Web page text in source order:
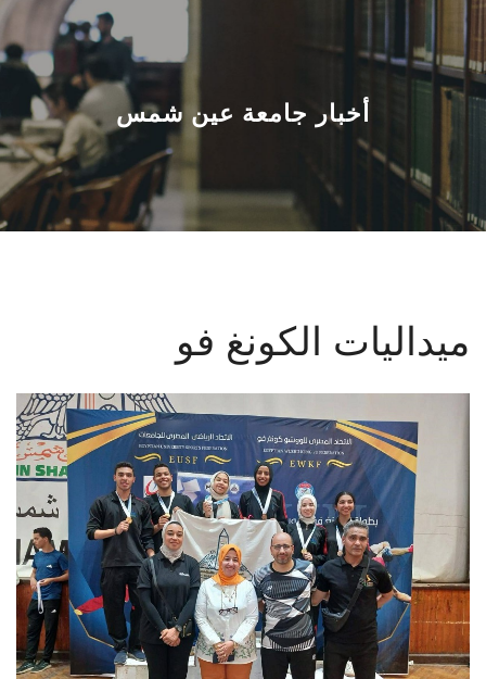
عن الجامعة
القطاعـات
الشئون الأكاديمية
البحث العلمي
الأنظمة الذكية
الإعلام
تواصل معنا
الطلاب
هيئة التدريس
أخبار جامعة عين شمس
ميداليات الكونغ فو